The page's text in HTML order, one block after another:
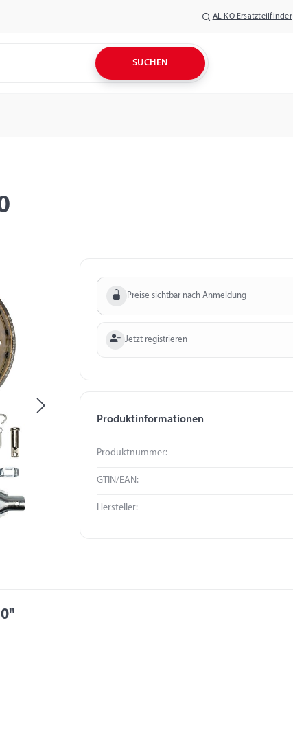
AL-KO Ersatzteilfinder
SUCHEN
Preise sichtbar nach Anmeldung
Jetzt registrieren
Produktinformationen
Produktnummer:
GTIN/EAN:
Hersteller: